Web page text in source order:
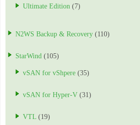
Ultimate Edition (7)
N2WS Backup & Recovery (110)
StarWind (105)
vSAN for vShpere (35)
vSAN for Hyper-V (31)
VTL (19)